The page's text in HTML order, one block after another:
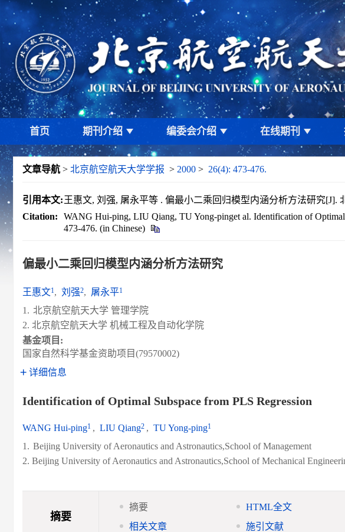
首页 期刊介绍 编委会介绍 在线期刊
文章导航 > 北京航空航天大学学报 > 2000 > 26(4): 473-476.
引用本文: 王惠文, 刘强, 屠永平等 . 偏最小二乘回归模型内涵分析方法研究[J].
Citation:
WANG Hui-ping, LIU Qiang, TU Yong-pinget al. Identification of Optimal
473-476. (in Chinese)
偏最小二乘回归模型内涵分析方法研究
王惠文1, 刘强2, 屠永平1
1. 北京航空航天大学 管理学院
2. 北京航空航天大学 机械工程及自动化学院
基金项目:
国家自然科学基金资助项目(79570002)
详细信息
Identification of Optimal Subspace from PLS Regression
WANG Hui-ping1 , LIU Qiang2 , TU Yong-ping1
1. Beijing University of Aeronautics and Astronautics,School of Management
2. Beijing University of Aeronautics and Astronautics,School of Mechanical
摘要
摘要 HTML全文
相关文章
施引文献